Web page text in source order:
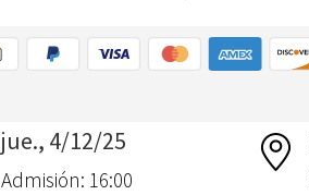
jue., 4/12/25
Admisión: 16:00